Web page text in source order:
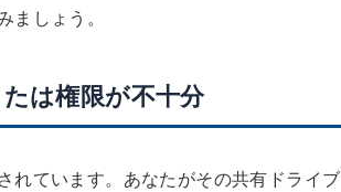
しょう。
は権限が不十分
れています。あなたがその共有ドライブ